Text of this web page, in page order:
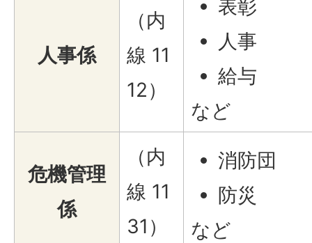
人事係
（内
線 11
12）
表彰
人事
給与
など
危機管理
係
（内
線 11
31）
消防団
防災
など